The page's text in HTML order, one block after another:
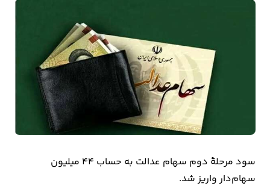
اقتصاد
تجارت
کشاورزی
سود مرحلۀ دوم سهام عدالت به حساب ۴۴ میلیون
سهام‌دار واریز شد.